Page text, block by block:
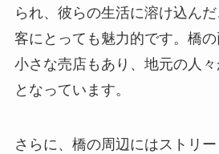
られ、彼らの生活に溶け込ん
客にとっても魅力的です。橋
小さな売店もあり、地元の人
となっています。
さらに、橋の周辺にはストリ